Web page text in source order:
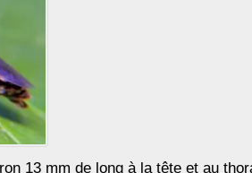
13 mm de long à la tête et au